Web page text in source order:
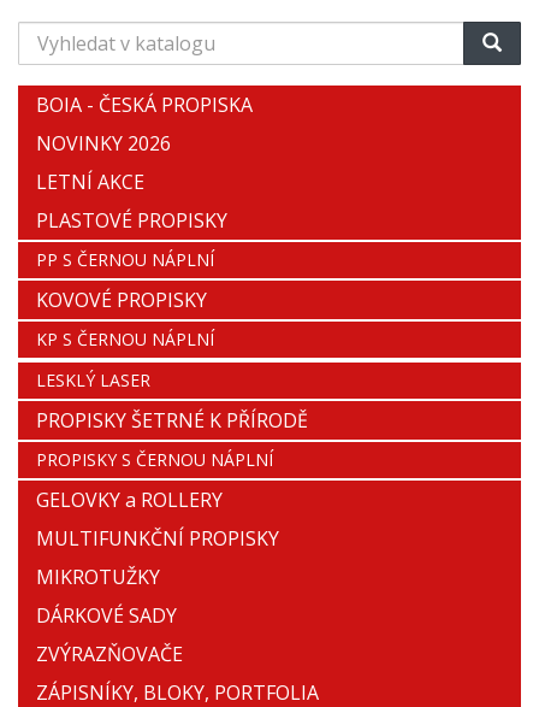
Vyhledat
v
katalogu
BOIA - ČESKÁ PROPISKA
NOVINKY 2026
LETNÍ AKCE
PLASTOVÉ PROPISKY
PP S ČERNOU NÁPLNÍ
KOVOVÉ PROPISKY
KP S ČERNOU NÁPLNÍ
LESKLÝ LASER
PROPISKY ŠETRNÉ K PŘÍRODĚ
PROPISKY S ČERNOU NÁPLNÍ
GELOVKY a ROLLERY
MULTIFUNKČNÍ PROPISKY
MIKROTUŽKY
DÁRKOVÉ SADY
ZVÝRAZŇOVAČE
ZÁPISNÍKY, BLOKY, PORTFOLIA